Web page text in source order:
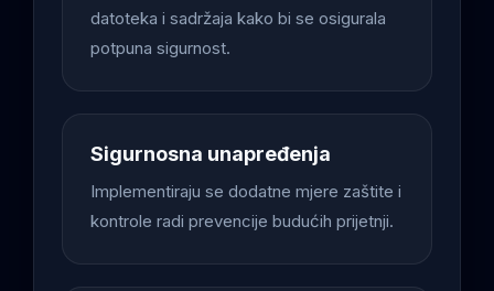
datoteka i sadržaja kako bi se osigurala
potpuna sigurnost.
Sigurnosna unapređenja
Implementiraju se dodatne mjere zaštite i
kontrole radi prevencije budućih prijetnji.